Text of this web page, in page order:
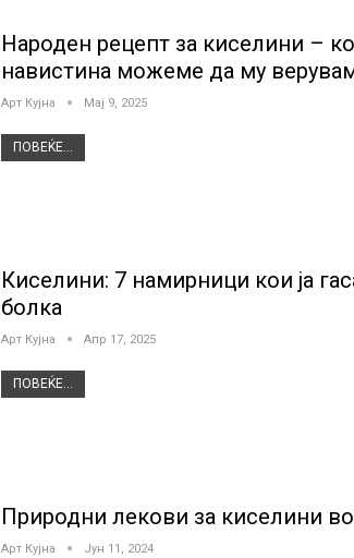
Народен рецепт за киселини –
навистина можеме да му
Арт Кујна Мај 9, 2025
ПОВЕЌЕ...
Киселини: 7 намирници кои ја
болка
Арт Кујна Апр 17, 2025
ПОВЕЌЕ...
Природни лекови за киселини
Арт Кујна Јун 11, 2024